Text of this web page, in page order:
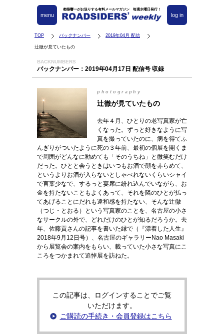
都築響一がお送りする有料メールマガジン 毎週水曜日発行！
log in
menu
TOP バックナンバー 2019年04月 配信
辻徹が見ていたもの
BACKNUMBERS
バックナンバー：2019年04月17日 配信号 収録
photography
辻徹が見ていたもの
去年４月、ひとりの老写真家が亡
くなった。ずっと好きなように写
真を撮っていたのに、病を得てふ
んぎりがついたように死の３年前、最初の個展を開くま
で周囲がどんなに勧めても「そのうちね」と微笑むだけ
だった。ひとと会うときはいつもお酒で顔を赤らめて、
というよりお酒が入らないとしゃべれないくらいシャイ
で言葉少なで、するっと宴席に紛れ込んでいながら、お
金を持たないこともよくあって、それを隣のひとが払っ
てあげることにだれも違和感を持たない、そんな辻徹
（つじ・とおる）という写真家のことを、名古屋の小さ
なサークルの外で、どれだけのひとが知るだろうか。去
年、佐藤貢さんの記事を書いた縁で（『漂着した人生』
2018年9月12日号）、名古屋のギャラリーNao Masaki
から展覧会の案内をもらい、載っていた小さな写真にこ
ころをつかまれて追悼展を訪ねた。
この記事は、ログインすることでご覧
いただけます。
ご購読の手続き・会員登録はこちら